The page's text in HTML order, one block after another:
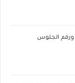
2026 بالاسم ورقم الجلوس